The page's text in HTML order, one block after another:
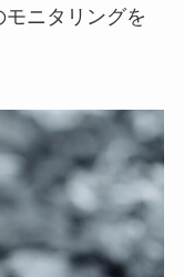
ニタリングを